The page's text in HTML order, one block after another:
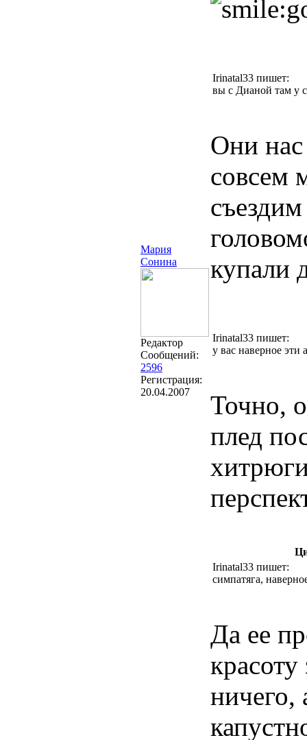
Мария
Сонина
Редактор
Сообщений:
2596
Регистрация:
20.04.2007
Irinatal33 пишет:
вы с Дианой там у
Они нас
совсем
купали
Irinatal33 пишет:
у вас наверное эти
Точно,
плед
Irinatal33 пишет:
симпатяга,
Да ее
ничего,